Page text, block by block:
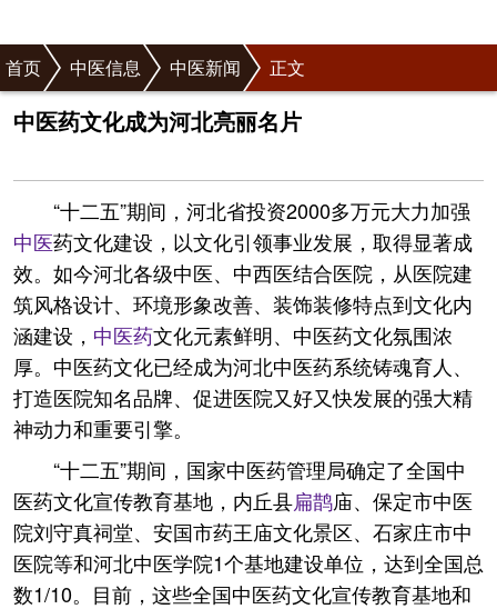
首页 中医信息 中医新闻 正文
中医药文化成为河北亮丽名片
“十二五”期间，河北省投资2000多万元大力加强
中医药文化建设，以文化引领事业发展，取得显著成
效。如今河北各级中医、中西医结合医院，从医院建
筑风格设计、环境形象改善、装饰装修特点到文化内
涵建设， 中医药文化元素鲜明、中医药文化氛围浓
厚。中医药文化已经成为河北中医药系统铸魂育人、
打造医院知名品牌、促进医院又好又快发展的强大精
神动力和重要引擎。
“十二五”期间，国家中医药管理局确定了全国中
医药文化宣传教育基地，内丘县扁鹊庙、保定市中医
院刘守真祠堂、安国市药王庙文化景区、石家庄市中
医院等和河北中医学院1个基地建设单位，达到全国总
数1/10。目前，这些全国中医药文化宣传教育基地和